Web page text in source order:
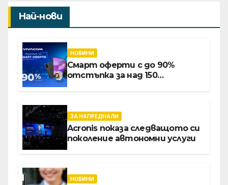
Най-нови
НОВИНИ
Смарт оферти с до 90%
отстъпка за над 150
ЗА НАПРЕДНАЛИ
Acronis показа следващото си
поколение автономни услуги
НОВИНИ